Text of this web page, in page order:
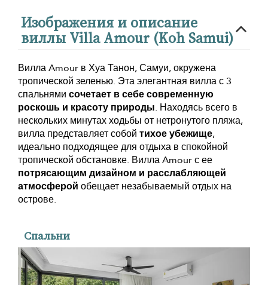
Изображения и описание
виллы Villa Amour (Koh Samui)
Вилла Amour в Хуа Танон, Самуи, окружена
тропической зеленью. Эта элегантная вилла с 3
спальнями сочетает в себе современную
роскошь и красоту природы. Находясь всего в
нескольких минутах ходьбы от нетронутого пляжа,
вилла представляет собой тихое убежище,
идеально подходящее для отдыха в спокойной
тропической обстановке. Вилла Amour с ее
потрясающим дизайном и расслабляющей
атмосферой обещает незабываемый отдых на
острове.
Спальни